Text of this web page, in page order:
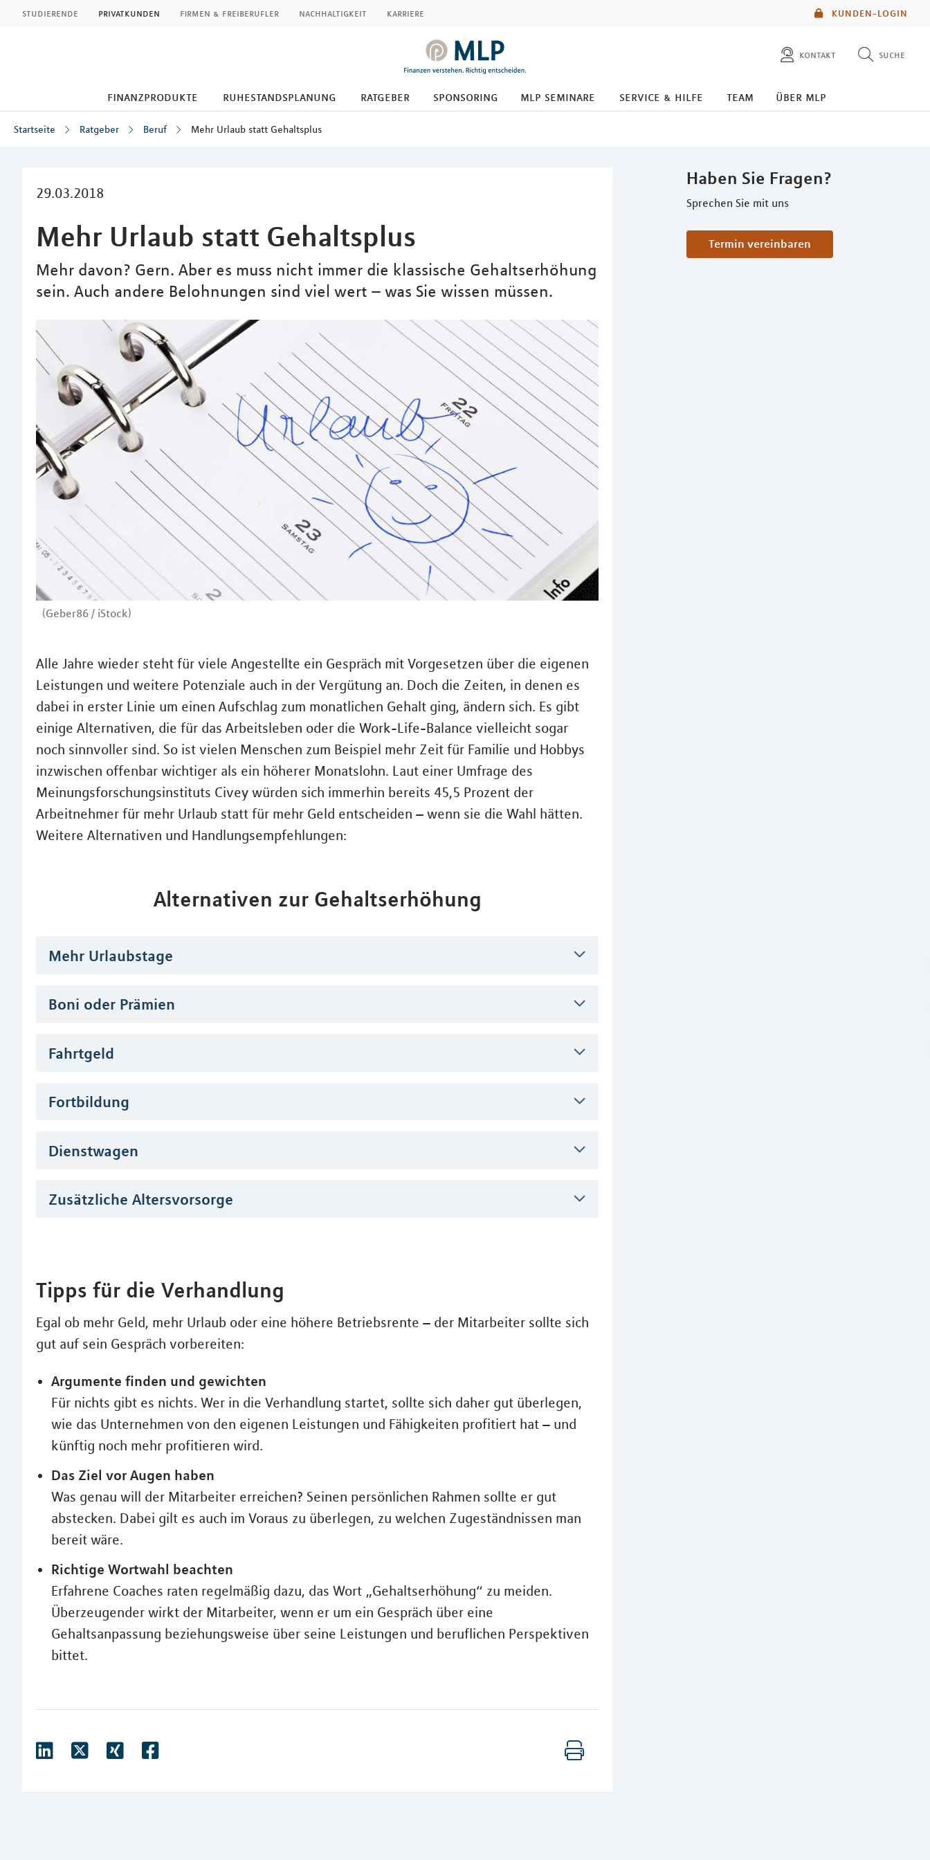
KUNDEN-LOGIN
studierende privatkunden firmen & freiberufler nachhaltigkeit karriere
kontakt suche
diese website durchsuchen
finanzprodukte ruhestandsplanung ratgeber sponsoring mlp seminare service & hilfe team über mlp
Startseite Ratgeber Beruf Mehr Urlaub statt Gehaltsplus
29.03.2018
Mehr Urlaub statt Gehaltsplus
Mehr davon? Gern. Aber es muss nicht immer die klassische Gehaltserhöhung
sein. Auch andere Belohnungen sind viel wert – was Sie wissen müssen.
(Geber86 / iStock)
Haben Sie Fragen?
Sprechen Sie mit uns
Termin vereinbaren
Alle Jahre wieder steht für viele Angestellte ein Gespräch mit Vorgesetzen über die eigenen
Leistungen und weitere Potenziale auch in der Vergütung an. Doch die Zeiten, in denen es
dabei in erster Linie um einen Aufschlag zum monatlichen Gehalt ging, ändern sich. Es gibt
einige Alternativen, die für das Arbeitsleben oder die Work-Life-Balance vielleicht sogar
noch sinnvoller sind. So ist vielen Menschen zum Beispiel mehr Zeit für Familie und Hobbys
inzwischen offenbar wichtiger als ein höherer Monatslohn. Laut einer Umfrage des
Meinungsforschungsinstituts Civey würden sich immerhin bereits 45,5 Prozent der
Arbeitnehmer für mehr Urlaub statt für mehr Geld entscheiden – wenn sie die Wahl hätten.
Weitere Alternativen und Handlungsempfehlungen:
Alternativen zur Gehaltserhöhung
Mehr Urlaubstage
Boni oder Prämien
Fahrtgeld
Fortbildung
Dienstwagen
Zusätzliche Altersvorsorge
Tipps für die Verhandlung
Egal ob mehr Geld, mehr Urlaub oder eine höhere Betriebsrente – der Mitarbeiter sollte sich
gut auf sein Gespräch vorbereiten:
Argumente finden und gewichten
Für nichts gibt es nichts. Wer in die Verhandlung startet, sollte sich daher gut überlegen,
wie das Unternehmen von den eigenen Leistungen und Fähigkeiten profitiert hat – und
künftig noch mehr profitieren wird.
Das Ziel vor Augen haben
Was genau will der Mitarbeiter erreichen? Seinen persönlichen Rahmen sollte er gut
abstecken. Dabei gilt es auch im Voraus zu überlegen, zu welchen Zugeständnissen man
bereit wäre.
Richtige Wortwahl beachten
Erfahrene Coaches raten regelmäßig dazu, das Wort „Gehaltserhöhung“ zu meiden.
Überzeugender wirkt der Mitarbeiter, wenn er um ein Gespräch über eine
Gehaltsanpassung beziehungsweise über seine Leistungen und beruflichen Perspektiven
bittet.